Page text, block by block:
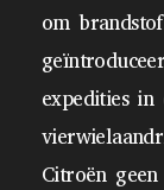
om
expedities
Citroën